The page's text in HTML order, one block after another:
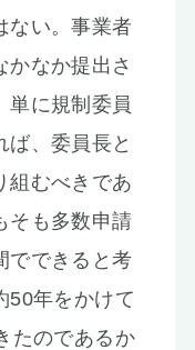
ない。事業者
かなか提出さ
単に規制委員
ば、委員長と
組むべきであ
そも多数申請
でできると考
50年をかけて
たのであるか